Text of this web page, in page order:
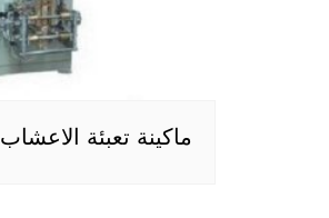
ماكينة تعبئة الاعشاب